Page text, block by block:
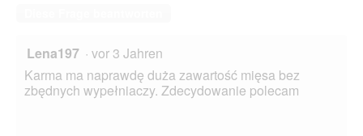
Lena197 · vor 3 Jahren
Karma ma naprawdę duża zawartość mięsa bez
zbędnych wypełniaczy. Zdecydowanie polecam